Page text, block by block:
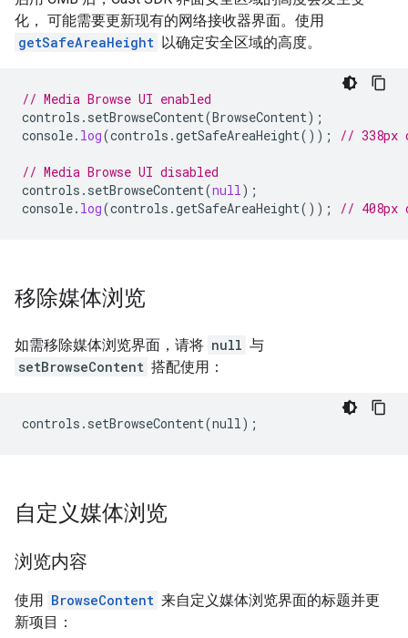
化， 可能需要更新现有的网络接收器界面。使用
getSafeAreaHeight 以确定安全区域的高度。
// Media Browse UI enabled
controls . setBrowseContent(BrowseContent);
console. log(controls .getSafeAreaHeight()); // 338px
// Media Browse UI disabled
controls . setBrowseContent(null );
console. log(controls .getSafeAreaHeight()); // 408px
移除媒体浏览
如需移除媒体浏览界面，请将 null 与
setBrowseContent 搭配使用：
controls.setBrowseContent(null);
自定义媒体浏览
浏览内容
使用 BrowseContent 来自定义媒体浏览界面的标题并更
新项目：